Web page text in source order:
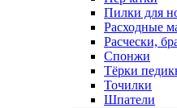
Пилки для
Расходные
Расчески,
Спонжи
Тёрки
Точилки
Шпатели